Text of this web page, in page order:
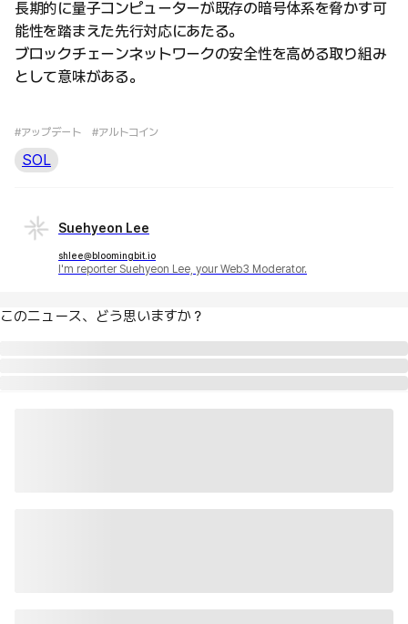
長期的に量子コンピューターが既存の暗号体系を脅かす可
能性を踏まえた先行対応にあたる。
ブロックチェーンネットワークの安全性を高める取り組み
として意味がある。
#アップデート #アルトコイン
SOL
Suehyeon Lee
shlee@bloomingbit.io
I'm reporter Suehyeon Lee, your Web3 Moderator.
このニュース、どう思いますか？